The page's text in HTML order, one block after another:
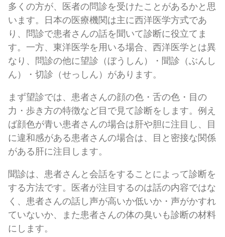
多くの方が、医者の問診を受けたことがあるかと思
います。日本の医療機関は主に西洋医学方式であ
り、問診で患者さんの話を聞いて診断に役立てま
す。一方、東洋医学を用いる場合、西洋医学とは異
なり、問診の他に望診（ぼうしん）・聞診（ぶんし
ん）・切診（せっしん）があります。
まず望診では、患者さんの顔の色・舌の色・目の
力・歩き方の特徴など目で見て診断をします。例え
ば顔色が青い患者さんの場合は肝や胆に注目し、目
に違和感がある患者さんの場合は、目と密接な関係
がある肝に注目します。
聞診は、患者さんと会話をすることによって診断を
する方法です。医者が注目するのは話の内容ではな
く、患者さんの話し声が高いか低いか・声がかすれ
ていないか、また患者さんの体の臭いも診断の材料
にします。